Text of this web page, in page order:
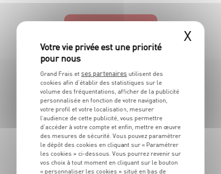
LES MAGASINS
À PROXIMITÉ
Vous souhaitez connaitre les magasins proches de votre
Grand Frais habituel ? Trouvez ci-dessous ceux qui sont les
plus proches !
X
Grand Frais et ses partenaires utilisent des
cookies afin d’établir des statistiques sur le
volume des fréquentations, afficher de la publicité
personnalisée en fonction de votre navigation,
votre profil et votre localisation, mesurer
l’audience de cette publicité, vous permettre
d’accéder à votre compte et enfin, mettre en œuvre
des mesures de sécurité. Vous pouvez paramétrer
le dépôt des cookies en cliquant sur « Paramétrer
les cookies » ci-dessous. Vous pourrez revenir sur
vos choix à tout moment en cliquant sur le bouton
« personnaliser les cookies » situé en bas de